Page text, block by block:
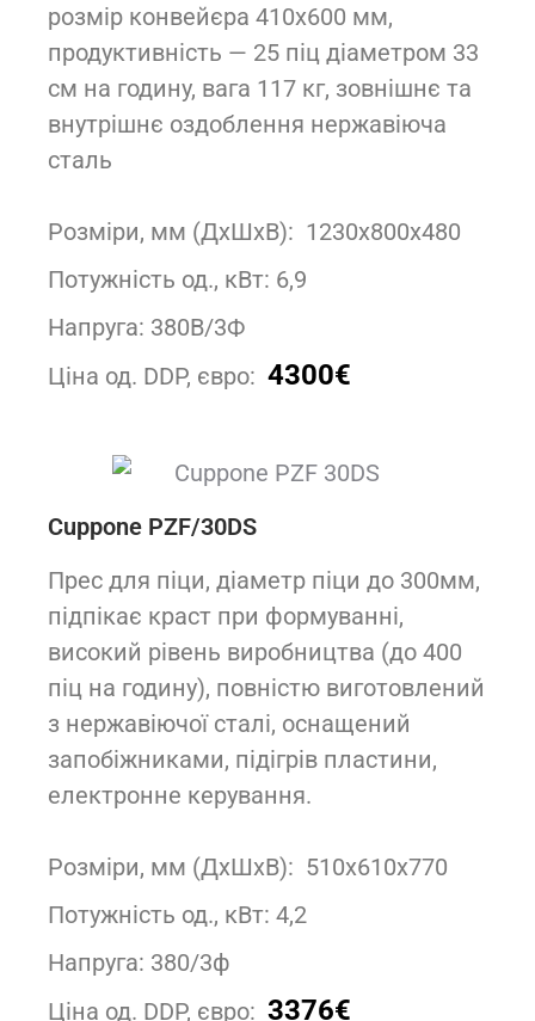
розмір конвейєра 410х600 мм,
продуктивність — 25 піц діаметром 33
см на годину, вага 117 кг, зовнішнє та
внутрішнє оздоблення нержавіюча
сталь
Розміри, мм (ДxШxВ): 1230x800x480
Потужність од., кВт: 6,9
Напруга: 380В/3Ф
Ціна од. DDP, євро: 4300€
Cuppone PZF/30DS
Прес для піци, діаметр піци до 300мм,
підпікає краст при формуванні,
високий рівень виробництва (до 400
піц на годину), повністю виготовлений
з нержавіючої сталі, оснащений
запобіжниками, підігрів пластини,
електронне керування.
Розміри, мм (ДxШxВ): 510x610x770
Потужність од., кВт: 4,2
Напруга: 380/3ф
Ціна од. DDP, євро: 3376€